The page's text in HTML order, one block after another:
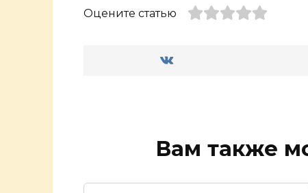
Оцените статью
Вам также